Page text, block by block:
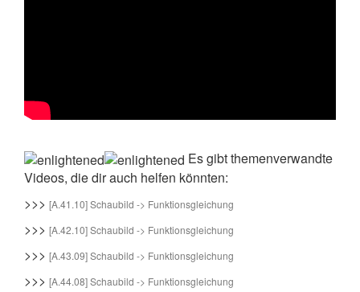
Es gibt themenverwandte
Videos, die dir auch helfen könnten:
>>> [A.41.10] Schaubild -> Funktionsgleichung
>>> [A.42.10] Schaubild -> Funktionsgleichung
>>> [A.43.09] Schaubild -> Funktionsgleichung
>>> [A.44.08] Schaubild -> Funktionsgleichung